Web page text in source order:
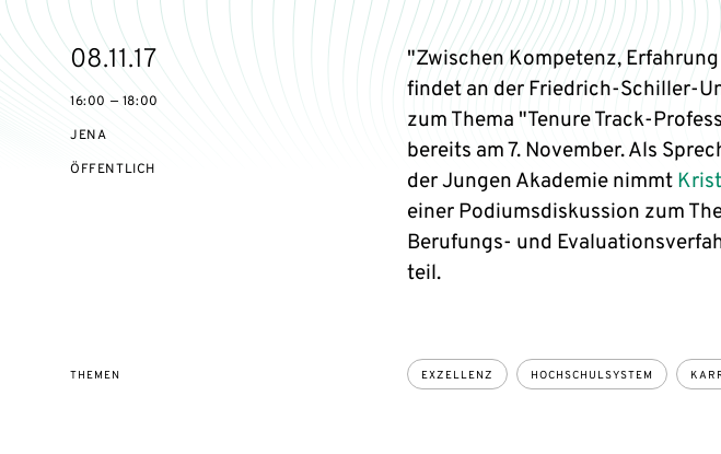
eventBeginsOn
08.11.17
16:00 — 18:00
JENA
VERANSTALTUNGSZUGANG:
ÖFFENTLICH
"Zwischen Kompetenz,
findet an der Friedrich-Schiller-
zum Thema "Tenure Track-
bereits am 7. November. Als
der Jungen Akademie nimmt
einer Podiumsdiskussion zum
Berufungs- und
teil.
THEMEN EXZELLENZ HOCHSCHULSYSTEM